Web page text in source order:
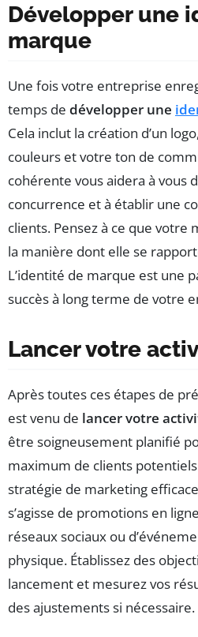
Développer une
marque
Une fois votre entreprise
temps de développer une
Cela inclut la création d’un
couleurs et votre ton de
cohérente vous aidera à vous
concurrence et à établir une
clients. Pensez à ce que votre
la manière dont elle se
L’identité de marque est une
succès à long terme de votre
Lancer votre
Après toutes ces étapes de
est venu de lancer votre
être soigneusement planifié
maximum de clients
stratégie de marketing
s’agisse de promotions en
réseaux sociaux ou
physique. Établissez des
lancement et mesurez vos
des ajustements si nécessaire.